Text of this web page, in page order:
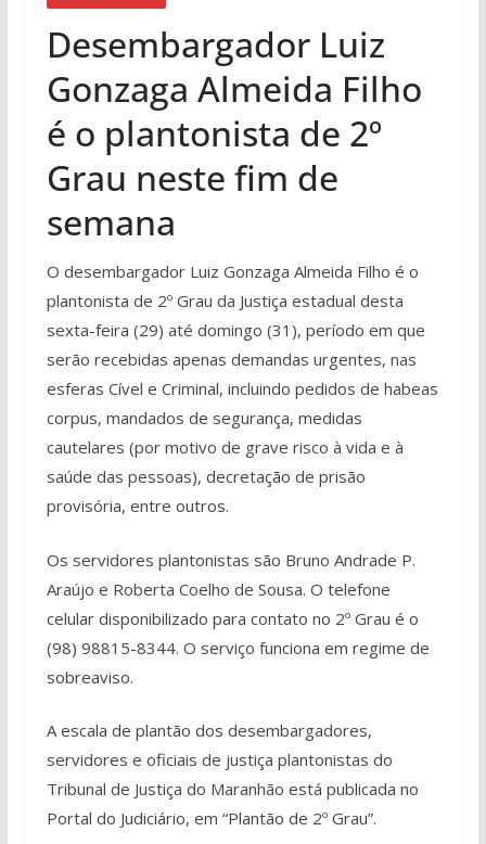
Desembargador Luiz
Gonzaga Almeida Filho
é o plantonista de 2º
Grau neste fim de
semana
O desembargador Luiz Gonzaga Almeida Filho é o
plantonista de 2º Grau da Justiça estadual desta
sexta-feira (29) até domingo (31), período em que
serão recebidas apenas demandas urgentes, nas
esferas Cível e Criminal, incluindo pedidos de habeas
corpus, mandados de segurança, medidas
cautelares (por motivo de grave risco à vida e à
saúde das pessoas), decretação de prisão
provisória, entre outros.
Os servidores plantonistas são Bruno Andrade P.
Araújo e Roberta Coelho de Sousa. O telefone
celular disponibilizado para contato no 2º Grau é o
(98) 98815-8344. O serviço funciona em regime de
sobreaviso.
A escala de plantão dos desembargadores,
servidores e oficiais de justiça plantonistas do
Tribunal de Justiça do Maranhão está publicada no
Portal do Judiciário, em “Plantão de 2º Grau”.